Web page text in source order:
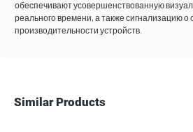
обеспечивают усовершенствованную
реального времени, а также сигнализацию о
производительности устройств.
Similar Products